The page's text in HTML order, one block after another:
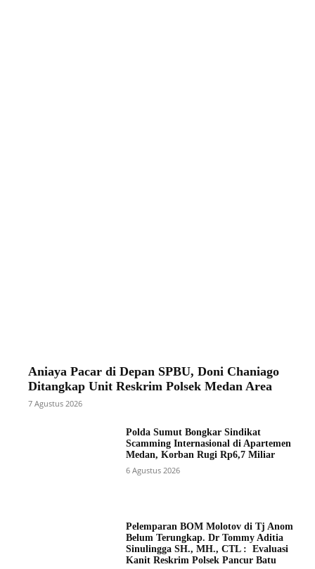
Aniaya Pacar di Depan SPBU, Doni Chaniago
Ditangkap Unit Reskrim Polsek Medan Area
7 Agustus 2026
Polda Sumut Bongkar Sindikat
Scamming Internasional di Apartemen
Medan, Korban Rugi Rp6,7 Miliar
6 Agustus 2026
Pelemparan BOM Molotov di Tj Anom
Belum Terungkap. Dr Tommy Aditia
Sinulingga SH., MH., CTL : Evaluasi
Kanit Reskrim Polsek Pancur Batu